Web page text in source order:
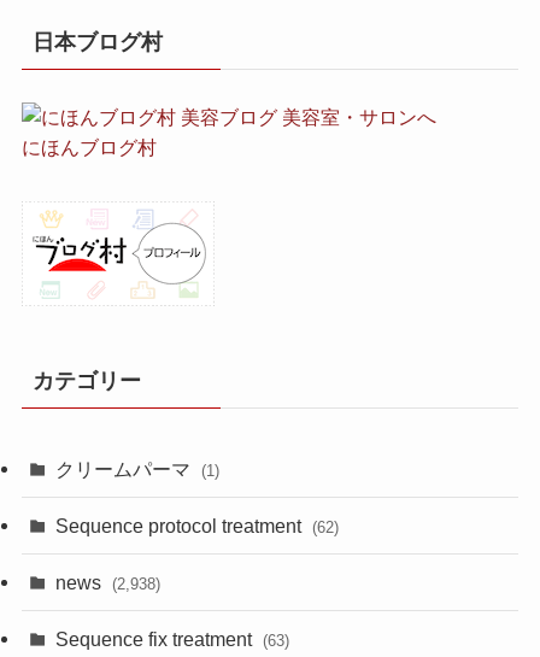
日本ブログ村
にほんブログ村
カテゴリー
クリームパーマ (1)
Sequence protocol treatment (62)
news (2,938)
Sequence fix treatment (63)